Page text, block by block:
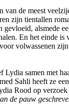
van de meest
zijn tientallen
gevloeid, alsmede
En het einde is
volwassenen
Lydia samen met
Sahli heeft ze
Rood op
de pauw